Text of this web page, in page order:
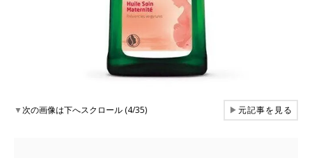
▼次の画像は下へスクロール (4/35) ▶元記事を見る